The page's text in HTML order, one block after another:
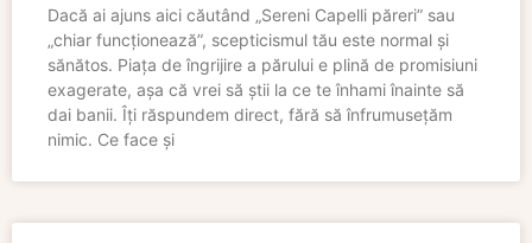
Dacă ai ajuns aici căutând „Sereni Capelli păreri” sau
„chiar funcționează”, scepticismul tău este normal și
sănătos. Piața de îngrijire a părului e plină de promisiuni
exagerate, așa că vrei să știi la ce te înhami înainte să
dai banii. Îți răspundem direct, fără să înfrumusețăm
nimic. Ce face și